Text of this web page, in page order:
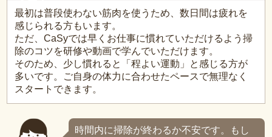
最初は普段使わない筋肉を使うため、数日間は疲れを
感じられる方もいます。
ただ、CaSyでは早くお仕事に慣れていただけるよう掃
除のコツを研修や動画で学んでいただけます。
そのため、少し慣れると「程よい運動」と感じる方が
多いです。ご自身の体力に合わせたペースで無理なく
スタートできます。
時間内に掃除が終わるか不安です。もし